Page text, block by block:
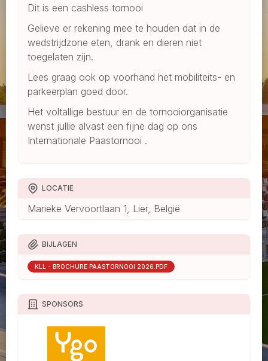
Dit is een cashless tornooi
Gelieve er rekening mee te houden dat in de
wedstrijdzone eten, drank en dieren niet
toegelaten zijn.
Lees graag ook op voorhand het mobiliteits- en
parkeerplan goed door.
Het voltallige bestuur en de tornooiorganisatie
wenst jullie alvast een fijne dag op ons
Internationale Paastornooi .
LOCATIE
Marieke Vervoortlaan 1, Lier, België
BIJLAGEN
KLL - BROCHURE PAASTORNOOI 2026.PDF
SPONSORS